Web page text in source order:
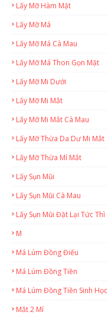
Lấy Mỡ Hàm Mặt
Lấy Mỡ Má
Lấy Mỡ Má Cà Mau
Lấy Mỡ Má Thon Gọn Mặt
Lấy Mỡ Mi Dưới
Lấy Mỡ Mi Mắt
Lấy Mỡ Mi Mắt Cà Mau
Lấy Mỡ Thừa Da Dư Mi Mắt
Lấy Mỡ Thừa Mí Mắt
Lấy Sụn Mũi
Lấy Sụn Mũi Cà Mau
Lấy Sụn Mũi Đặt Lại Tức Thì
M
Má Lúm Đồng Điếu
Má Lúm Đồng Tiền
Má Lúm Đồng Tiền Sinh Học
Mắt 2 Mí